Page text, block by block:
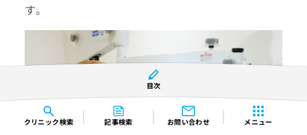
クリニック検索 記事検索 お問い合わせ メニュー
す。
目次